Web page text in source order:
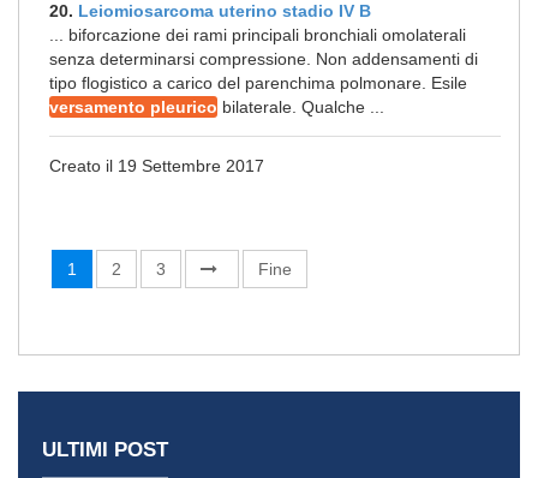
20. Leiomiosarcoma uterino stadio IV B
... biforcazione dei rami principali bronchiali omolaterali
senza determinarsi compressione. Non addensamenti di
tipo flogistico a carico del parenchima polmonare. Esile
versamento pleurico bilaterale. Qualche ...
Creato il 19 Settembre 2017
1 2 3 Fine
ULTIMI POST